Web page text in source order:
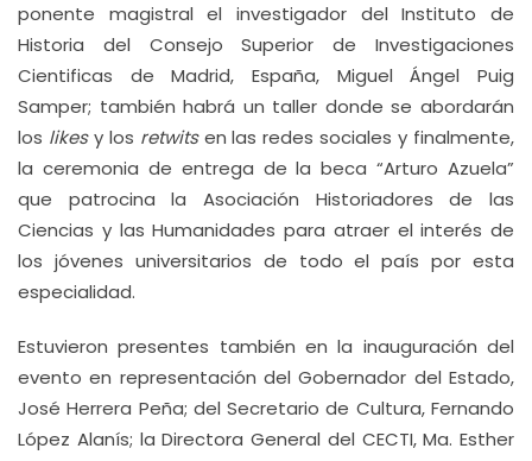
ponente magistral el investigador del Instituto de
Historia del Consejo Superior de Investigaciones
Cientificas de Madrid, España, Miguel Ángel Puig
Samper; también habrá un taller donde se abordarán
los likesy los retwitsen las redes sociales y finalmente,
la ceremonia de entrega de la beca “Arturo Azuela”
que patrocina la Asociación Historiadores de las
Ciencias y las Humanidades para atraer el interés de
los jóvenes universitarios de todo el país por esta
especialidad.
Estuvieron presentes también en la inauguración del
evento en representación del Gobernador del Estado,
José Herrera Peña; del Secretario de Cultura, Fernando
López Alanís; la Directora General del CECTI, Ma. Esther